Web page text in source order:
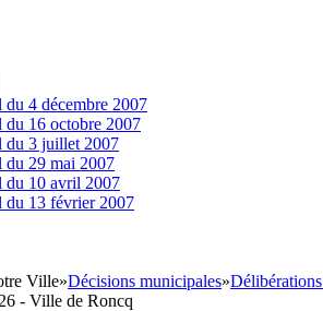
4 décembre 2007
16 octobre 2007
du 3 juillet 2007
29 mai 2007
du 10 avril 2007
13 février 2007
Ville»Décisions municipales»
- Ville de Roncq